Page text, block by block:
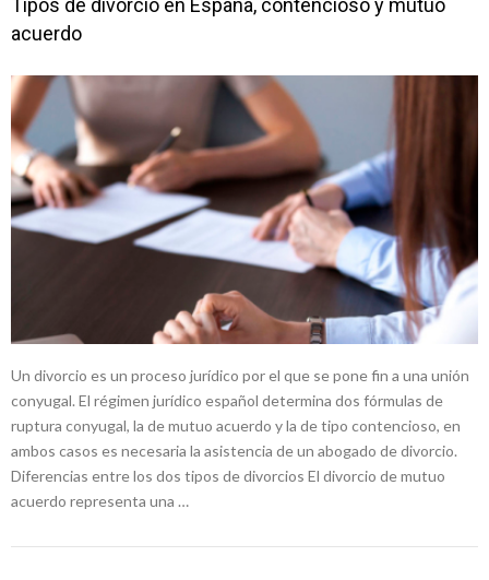
Tipos de divorcio en España, contencioso y mutuo
acuerdo
Un divorcio es un proceso jurídico por el que se pone fin a una unión
conyugal. El régimen jurídico español determina dos fórmulas de
ruptura conyugal, la de mutuo acuerdo y la de tipo contencioso, en
ambos casos es necesaria la asistencia de un abogado de divorcio.
Diferencias entre los dos tipos de divorcios El divorcio de mutuo
acuerdo representa una …